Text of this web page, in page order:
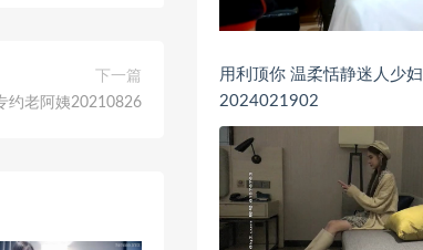
下一篇
约老阿姨20210826
用利顶你 温柔恬静迷人少妇
2024021902